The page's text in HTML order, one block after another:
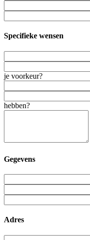
Specifieke wensen
je voorkeur?
hebben?
Gegevens
Adres